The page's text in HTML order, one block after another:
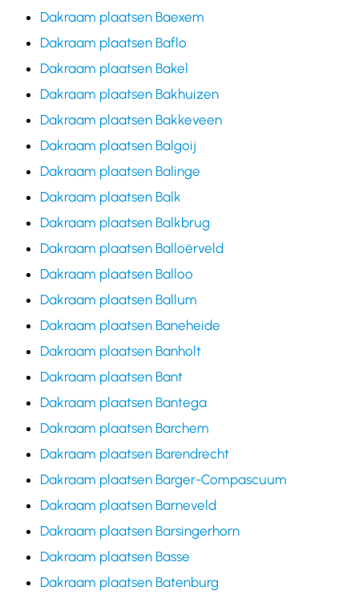
Dakraam plaatsen Baexem
Dakraam plaatsen Baflo
Dakraam plaatsen Bakel
Dakraam plaatsen Bakhuizen
Dakraam plaatsen Bakkeveen
Dakraam plaatsen Balgoij
Dakraam plaatsen Balinge
Dakraam plaatsen Balk
Dakraam plaatsen Balkbrug
Dakraam plaatsen Balloërveld
Dakraam plaatsen Balloo
Dakraam plaatsen Ballum
Dakraam plaatsen Baneheide
Dakraam plaatsen Banholt
Dakraam plaatsen Bant
Dakraam plaatsen Bantega
Dakraam plaatsen Barchem
Dakraam plaatsen Barendrecht
Dakraam plaatsen Barger-Compascuum
Dakraam plaatsen Barneveld
Dakraam plaatsen Barsingerhorn
Dakraam plaatsen Basse
Dakraam plaatsen Batenburg